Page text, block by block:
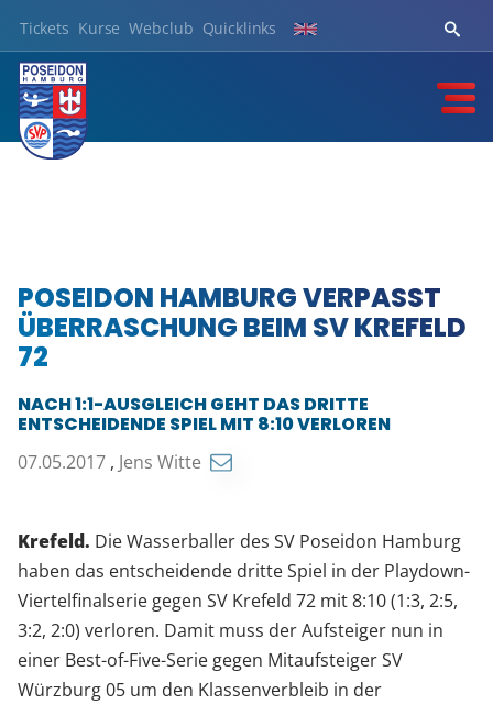
Tickets Kurse Webclub Quicklinks
POSEIDON HAMBURG VERPASST
ÜBERRASCHUNG BEIM SV KREFELD
72
NACH 1:1-AUSGLEICH GEHT DAS DRITTE
ENTSCHEIDENDE SPIEL MIT 8:10 VERLOREN
07.05.2017 , Jens Witte
Krefeld. Die Wasserballer des SV Poseidon Hamburg
haben das entscheidende dritte Spiel in der Playdown-
Viertelfinalserie gegen SV Krefeld 72 mit 8:10 (1:3, 2:5,
3:2, 2:0) verloren. Damit muss der Aufsteiger nun in
einer Best-of-Five-Serie gegen Mitaufsteiger SV
Würzburg 05 um den Klassenverbleib in der